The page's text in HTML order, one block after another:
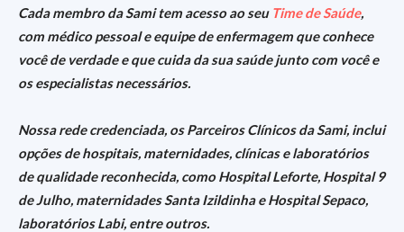
Cada membro da Sami tem acesso ao seu Time de Saúde,
com médico pessoal e equipe de enfermagem que conhece
você de verdade e que cuida da sua saúde junto com você e
os especialistas necessários.
Nossa rede credenciada, os Parceiros Clínicos da Sami, inclui
opções de hospitais, maternidades, clínicas e laboratórios
de qualidade reconhecida, como Hospital Leforte, Hospital 9
de Julho, maternidades Santa Izildinha e Hospital Sepaco,
laboratórios Labi, entre outros.